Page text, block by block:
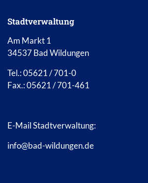
Stadtverwaltung
Am Markt 1
34537 Bad Wildungen
Tel.: 05621 / 701-0
Fax.: 05621 / 701-461
E-Mail Stadtverwaltung:
info@bad-wildungen.de